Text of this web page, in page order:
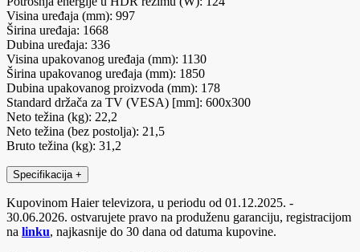
Visina uređaja (mm): 997
Širina uređaja: 1668
Dubina uređaja: 336
Visina upakovanog uređaja (mm): 1130
Širina upakovanog uređaja (mm): 1850
Dubina upakovanog proizvoda (mm): 178
Standard držača za TV (VESA) [mm]: 600x300
Neto težina (kg): 22,2
Neto težina (bez postolja): 21,5
Bruto težina (kg): 31,2
Specifikacija +
Kupovinom Haier televizora, u periodu od 01.12.2025. -
30.06.2026. ostvarujete pravo na produženu garanciju, registracijom
na linku, najkasnije do 30 dana od datuma kupovine.